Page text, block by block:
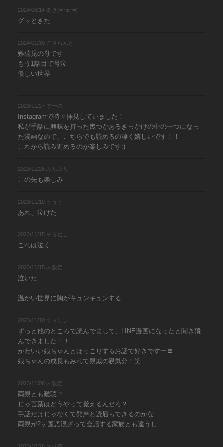
2024/06/14 あき(=^ェ^=)
グッときた
2024/01/30 ごりらんど
難聴児の母です
もう1話目で号泣
優しい世界
2023/11/27 すーの
Instagramで時々拝見していました！
私が手話に興味を持った幾つかあるきっかけの中の一つになっ
た漫画なので、こちらでも読めるの凄く嬉しいです！！
これから読み進めるのが楽しみです:)
2023/11/26 ぷちぷち
この先も楽しみ
2023/11/19 ううう
あれ、泣けた
2023/11/15 そらねこ
これは泣く...
2023/11/15 未設定
泣いた
温かい世界に胸がキュンキュンする
2023/11/10 すぅじぃ
ずっと他のところで読んでまして、LINE漫画になったと聞き飛
んできました！！
かわいい娘ちゃんとほっこりするお話で好きですー〓
娘ちゃんの成長もみれて親戚の親気分！笑
2023/11/08 未設定
両親とも難聴？
じゃ言葉はどうやって覚えるんだろ？
手話だけじゃなくて発声と読唇もできるのかな
両親が2ヶ国語混ざって会話する家族とも違うし…